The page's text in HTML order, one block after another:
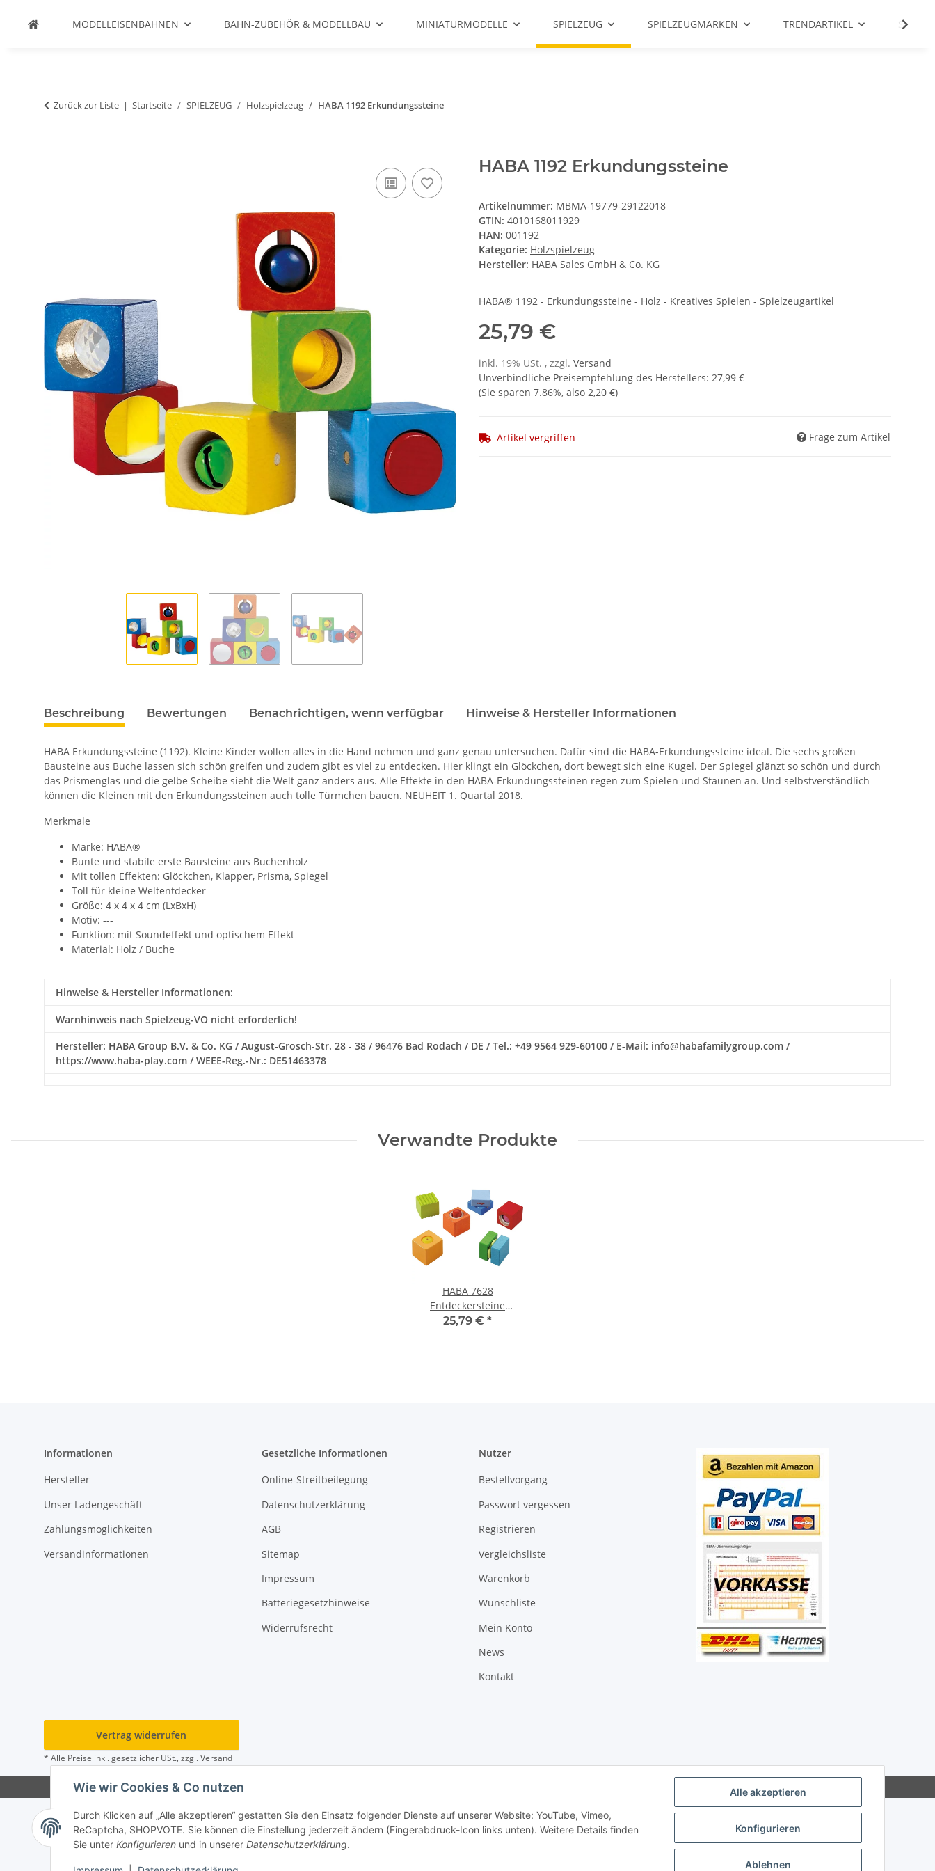
Alle akzeptieren
Konfigurieren
Ablehnen
Wie wir Cookies & Co nutzen
Durch Klicken auf „Alle akzeptieren“ gestatten Sie den Einsatz folgender Dienste auf unserer Website: YouTube, Vimeo,
ReCaptcha, SHOPVOTE. Sie können die Einstellung jederzeit ändern (Fingerabdruck-Icon links unten). Weitere Details finden
Sie unter Konfigurieren und in unserer Datenschutzerklärung.
MODELLEISENBAHNEN BAHN-ZUBEHÖR & MODELLBAU MINIATURMODELLE SPIELZEUG SPIELZEUGMARKEN TRENDARTIKEL SALE %
Zurück zur Liste Startseite SPIELZEUG Holzspielzeug HABA 1192 Erkundungssteine
HABA 1192 Erkundungssteine
Artikelnummer: MBMA-19779-29122018
GTIN: 4010168011929
HAN: 001192
Kategorie: Holzspielzeug
Hersteller: HABA Sales GmbH & Co. KG
HABA® 1192 - Erkundungssteine - Holz - Kreatives Spielen - Spielzeugartikel
25,79 €
inkl. 19% USt. , zzgl. Versand
Unverbindliche Preisempfehlung des Herstellers: 27,99 €
(Sie sparen 7.86%, also 2,20 €)
Artikel vergriffen Frage zum Artikel
Beschreibung Bewertungen Benachrichtigen, wenn verfügbar Hinweise & Hersteller Informationen
HABA Erkundungssteine (1192). Kleine Kinder wollen alles in die Hand nehmen und ganz genau untersuchen. Dafür sind die HABA-Erkundungssteine ideal. Die sechs großen
Bausteine aus Buche lassen sich schön greifen und zudem gibt es viel zu entdecken. Hier klingt ein Glöckchen, dort bewegt sich eine Kugel. Der Spiegel glänzt so schön und durch
das Prismenglas und die gelbe Scheibe sieht die Welt ganz anders aus. Alle Effekte in den HABA-Erkundungssteinen regen zum Spielen und Staunen an. Und selbstverständlich
können die Kleinen mit den Erkundungssteinen auch tolle Türmchen bauen. NEUHEIT 1. Quartal 2018.
Merkmale
Marke: HABA®
Bunte und stabile erste Bausteine aus Buchenholz
Mit tollen Effekten: Glöckchen, Klapper, Prisma, Spiegel
Toll für kleine Weltentdecker
Größe: 4 x 4 x 4 cm (LxBxH)
Motiv: ---
Funktion: mit Soundeffekt und optischem Effekt
Material: Holz / Buche
Hinweise & Hersteller Informationen:
Warnhinweis nach Spielzeug-VO nicht erforderlich!
Hersteller: HABA Group B.V. & Co. KG / August-Grosch-Str. 28 - 38 / 96476 Bad Rodach / DE / Tel.: +49 9564 929-60100 / E-Mail: info@habafamilygroup.com /
https://www.haba-play.com / WEEE-Reg.-Nr.: DE51463378
Verwandte Produkte
HABA 7628
Entdeckersteine
Klangspaß
25,79 € *
Informationen
Hersteller
Unser Ladengeschäft
Zahlungsmöglichkeiten
Versandinformationen
Gesetzliche Informationen
Online-Streitbeilegung
Datenschutzerklärung
AGB
Sitemap
Impressum
Batteriegesetzhinweise
Widerrufsrecht
Nutzer
Bestellvorgang
Passwort vergessen
Registrieren
Vergleichsliste
Warenkorb
Wunschliste
Mein Konto
News
Kontakt
Vertrag widerrufen
* Alle Preise inkl. gesetzlicher USt., zzgl.Versand